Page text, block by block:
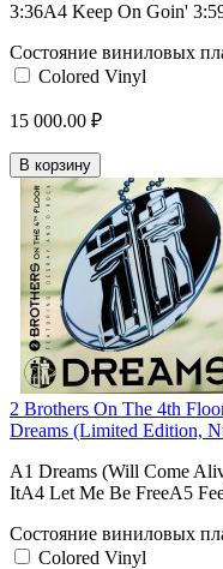
3:36A4 Keep On Goin'
Состояние виниловых
Colored Vinyl
15 000.00 ₽
В корзину
2 Brothers On The 4th
Dreams (Limited Edition,
A1 Dreams (Will Come
ItA4 Let Me Be FreeA5
Состояние виниловых
Colored Vinyl